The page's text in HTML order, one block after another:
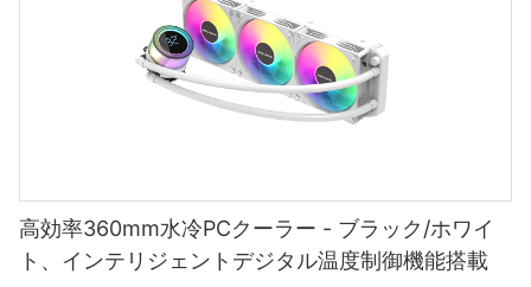
高効率360mm水冷PCクーラー - ブラック/ホワイ
ト、インテリジェントデジタル温度制御機能搭載